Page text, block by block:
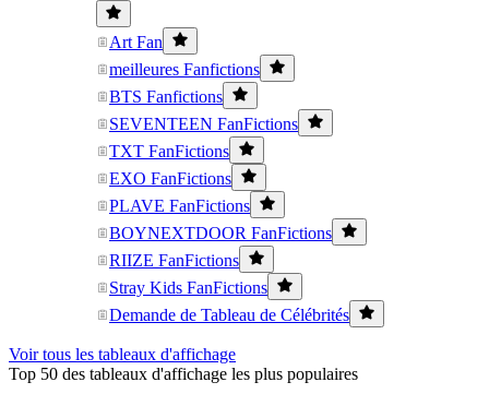
Art Fan
meilleures Fanfictions
BTS Fanfictions
SEVENTEEN FanFictions
TXT FanFictions
EXO FanFictions
PLAVE FanFictions
BOYNEXTDOOR FanFictions
RIIZE FanFictions
Stray Kids FanFictions
Demande de Tableau de Célébrités
Voir tous les tableaux d'affichage
Top 50 des tableaux d'affichage les plus populaires